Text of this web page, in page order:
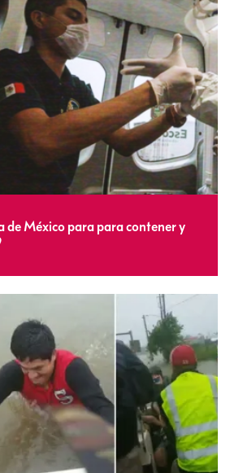
de México para para contener y